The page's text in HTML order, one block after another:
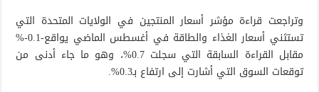
وتراجعت قراءة مؤشر أسعار المنتجين في الولايات المتحدة التي
تستثني أسعار الغذاء والطاقة في أغسطس الماضي يواقع-0.1-%
مقابل القراءة السابقة التي سجلت 0.7%، وهو ما جاء أدنى من
توقعات السوق التي أشارت إلى ارتفاع بـ0.3%.